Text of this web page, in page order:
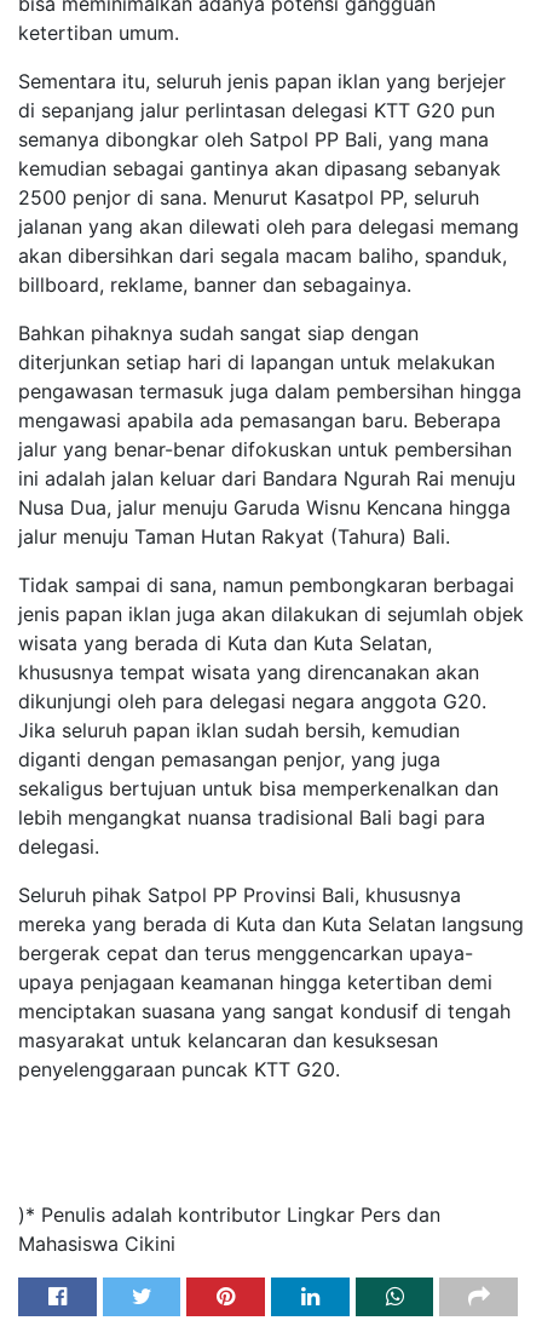
ketertiban umum.
Sementara itu, seluruh jenis papan iklan yang berjejer
di sepanjang jalur perlintasan delegasi KTT G20 pun
semanya dibongkar oleh Satpol PP Bali, yang mana
kemudian sebagai gantinya akan dipasang sebanyak
2500 penjor di sana. Menurut Kasatpol PP, seluruh
jalanan yang akan dilewati oleh para delegasi memang
akan dibersihkan dari segala macam baliho, spanduk,
billboard, reklame, banner dan sebagainya.
Bahkan pihaknya sudah sangat siap dengan
diterjunkan setiap hari di lapangan untuk melakukan
pengawasan termasuk juga dalam pembersihan hingga
mengawasi apabila ada pemasangan baru. Beberapa
jalur yang benar-benar difokuskan untuk pembersihan
ini adalah jalan keluar dari Bandara Ngurah Rai menuju
Nusa Dua, jalur menuju Garuda Wisnu Kencana hingga
jalur menuju Taman Hutan Rakyat (Tahura) Bali.
Tidak sampai di sana, namun pembongkaran berbagai
jenis papan iklan juga akan dilakukan di sejumlah objek
wisata yang berada di Kuta dan Kuta Selatan,
khususnya tempat wisata yang direncanakan akan
dikunjungi oleh para delegasi negara anggota G20.
Jika seluruh papan iklan sudah bersih, kemudian
diganti dengan pemasangan penjor, yang juga
sekaligus bertujuan untuk bisa memperkenalkan dan
lebih mengangkat nuansa tradisional Bali bagi para
delegasi.
Seluruh pihak Satpol PP Provinsi Bali, khususnya
mereka yang berada di Kuta dan Kuta Selatan langsung
bergerak cepat dan terus menggencarkan upaya-
upaya penjagaan keamanan hingga ketertiban demi
menciptakan suasana yang sangat kondusif di tengah
masyarakat untuk kelancaran dan kesuksesan
penyelenggaraan puncak KTT G20.
)* Penulis adalah kontributor Lingkar Pers dan
Mahasiswa Cikini